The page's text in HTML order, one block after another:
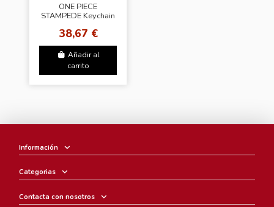
ONE PIECE
STAMPEDE Keychain
38,67 €
Añadir al
carrito
Información
Categorias
Contacta con nosotros